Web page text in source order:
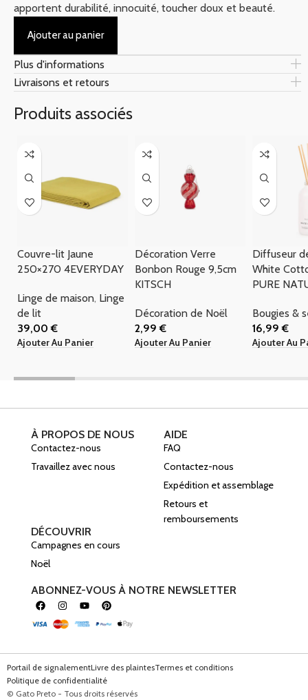
apportent durabilité, innocuité, toucher doux et beauté.
Ajouter au panier
Plus d'informations
Livraisons et retours
Produits associés
Couvre-lit Jaune
250×270 4EVERYDAY
Linge de maison, Linge
de lit
39,00€
Ajouter Au Panier
Décoration Verre
Bonbon Rouge 9,5cm
KITSCH
Décoration de Noël
2,99€
Ajouter Au Panier
Diffuseur
White
PURE
Bougies &
16,99€
Ajouter Au
À PROPOS DE NOUS
Contactez-nous
Travaillez avec nous
AIDE
FAQ
Contactez-nous
Expédition et assemblage
Retours et
remboursements
DÉCOUVRIR
Campagnes en cours
Noël
ABONNEZ-VOUS À NOTRE NEWSLETTER
Portail de signalementLivre des plaintesTermes et conditions
Politique de confidentialité
© Gato Preto - Tous droits réservés